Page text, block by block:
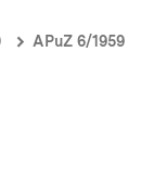
APuZ 6/1959